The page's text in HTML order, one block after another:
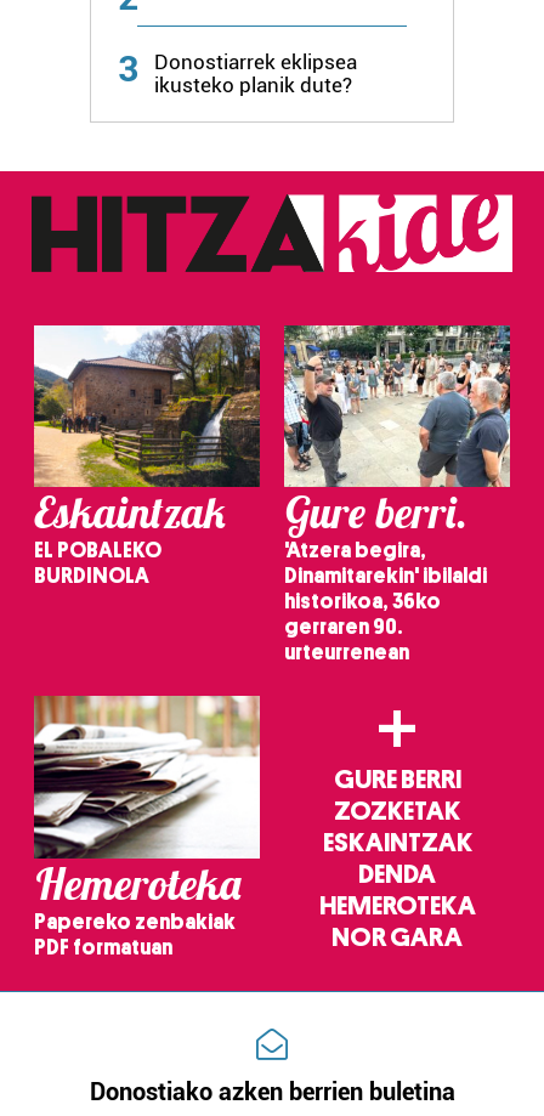
3
Donostiarrek eklipsea
ikusteko planik dute?
Eskaintzak
EL POBALEKO
BURDINOLA
Gure berri.
'Atzera begira,
Dinamitarekin' ibilaldi
historikoa, 36ko
gerraren 90.
urteurrenean
Hemeroteka
Papereko zenbakiak
PDF formatuan
+
GURE BERRI
ZOZKETAK
ESKAINTZAK
DENDA
HEMEROTEKA
NOR GARA
Donostiako azken berrien buletina